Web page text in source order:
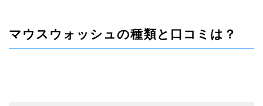
マウスウォッシュの種類と口コミは？